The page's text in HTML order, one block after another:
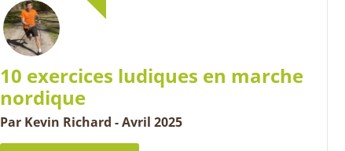
10 exercices ludiques en marche
nordique
Par Kevin Richard - Avril 2025